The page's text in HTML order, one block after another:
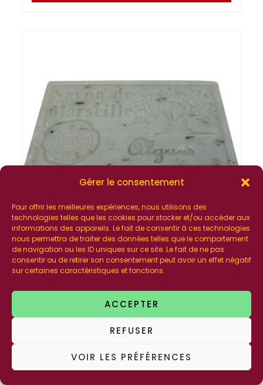
Gérer le consentement
Pour offrir les meilleures expériences, nous utilisons des
technologies telles que les cookies pour stocker et/ou accéder aux
informations des appareils. Le fait de consentir à ces technologies
nous permettra de traiter des données telles que le comportement
de navigation ou les ID uniques sur ce site. Le fait de ne pas
consentir ou de retirer son consentement peut avoir un effet négatif
sur certaines caractéristiques et fonctions.
ACCEPTER
REFUSER
VOIR LES PRÉFÉRENCES
Savon Algues